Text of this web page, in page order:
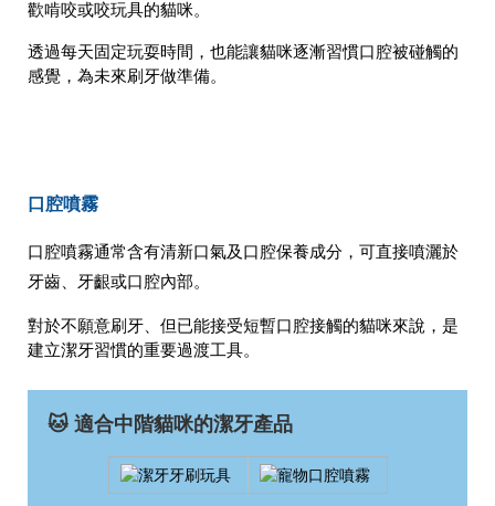
歡啃咬或咬玩具的貓咪。
透過每天固定玩耍時間，也能讓貓咪逐漸習慣口腔被碰觸的
感覺，為未來刷牙做準備。
口腔噴霧
口腔噴霧通常含有清新口氣及口腔保養成分，可直接噴灑於
牙齒、牙齦或口腔內部。
對於不願意刷牙、但已能接受短暫口腔接觸的貓咪來說，是
建立潔牙習慣的重要過渡工具。
🐱 適合中階貓咪的潔牙產品